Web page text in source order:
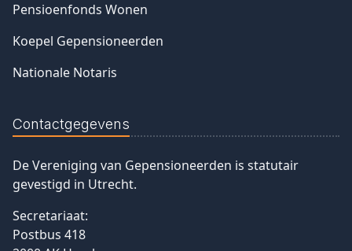
Pensioenfonds Wonen
Koepel Gepensioneerden
Nationale Notaris
Contactgegevens
De Vereniging van Gepensioneerden is statutair
gevestigd in Utrecht.
Secretariaat:
Postbus 418